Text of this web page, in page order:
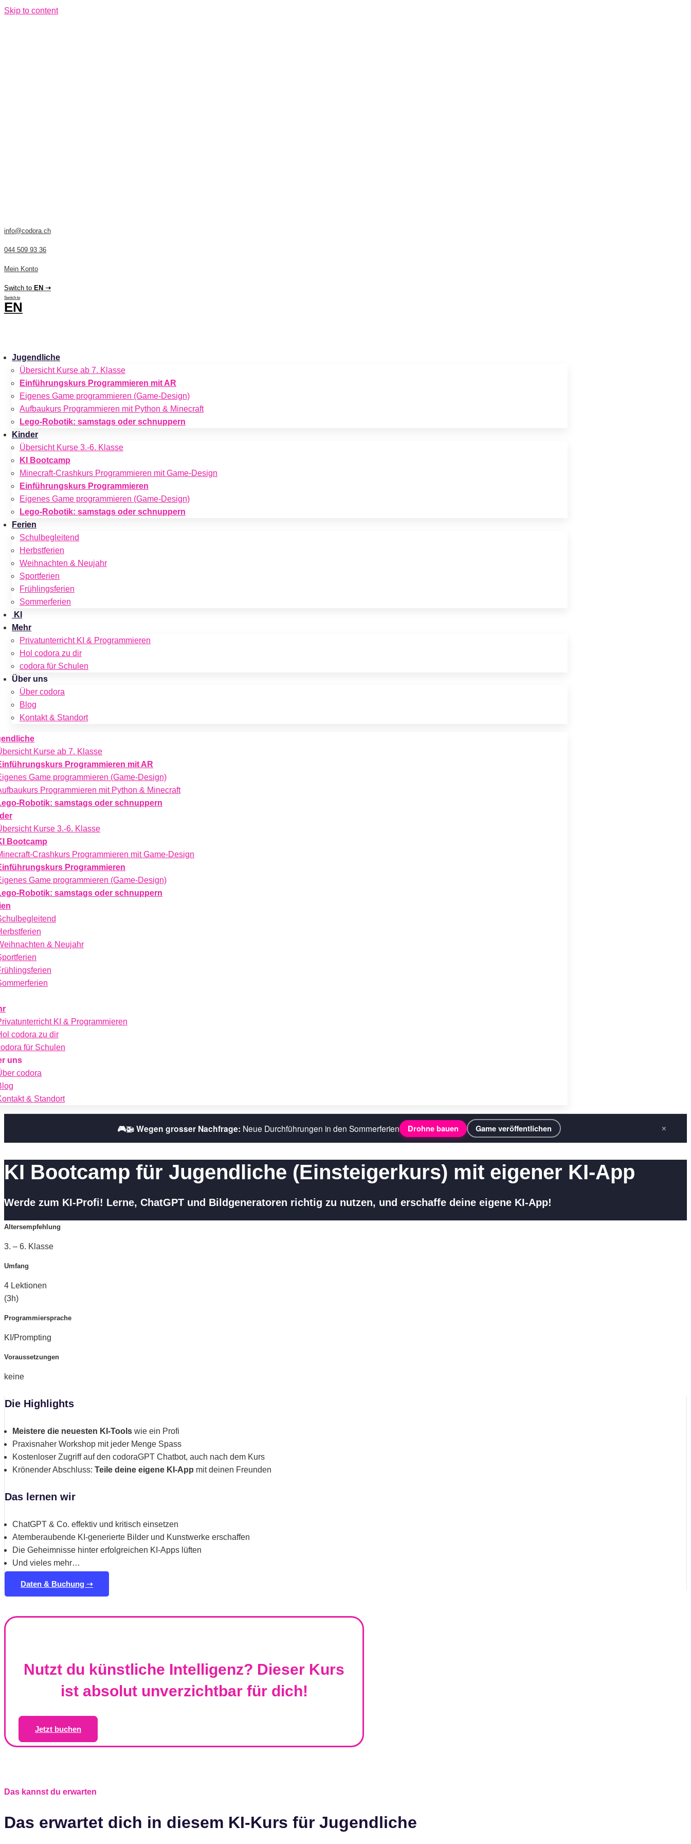
Skip to content
info@codora.ch
044 509 93 36
Mein Konto
Switch to EN ➝
Switch to
EN
Jugendliche
Übersicht Kurse ab 7. Klasse
Einführungskurs Programmieren mit AR
Eigenes Game programmieren (Game-Design)
Aufbaukurs Programmieren mit Python & Minecraft
Lego-Robotik: samstags oder schnuppern
Kinder
Übersicht Kurse 3.-6. Klasse
KI Bootcamp
Minecraft-Crashkurs Programmieren mit Game-Design
Einführungskurs Programmieren
Eigenes Game programmieren (Game-Design)
Lego-Robotik: samstags oder schnuppern
Ferien
Schulbegleitend
Herbstferien
Weihnachten & Neujahr
Sportferien
Frühlingsferien
Sommerferien
KI
Mehr
Privatunterricht KI & Programmieren
Hol codora zu dir
codora für Schulen
Über uns
Über codora
Blog
Kontakt & Standort
Kurse ab 7. Klasse
Programmieren mit AR
Game programmieren (Game-Design)
Programmieren mit Python & Minecraft
Robotik: samstags oder schnuppern
Kurse 3.-6. Klasse
Bootcamp
Crashkurs Programmieren mit Game-Design
Programmieren
Game programmieren (Game-Design)
Robotik: samstags oder schnuppern
& Neujahr
KI & Programmieren
codora zu dir
für Schulen
uns
codora
& Standort
🎮🚁 Wegen grosser Nachfrage: Neue Durchführungen in den Sommerferien Drohne bauen Game veröffentlichen ×
KI Bootcamp für Jugendliche (Einsteigerkurs) mit eigener KI-App
Werde zum KI-Profi! Lerne, ChatGPT und Bildgeneratoren richtig zu nutzen, und erschaffe deine eigene KI-App!
Altersempfehlung
3. – 6. Klasse
Umfang
4 Lektionen
(3h)
Programmiersprache
KI/Prompting
Voraussetzungen
keine
Die Highlights
Meistere die neuesten KI-Tools wie ein Profi
Praxisnaher Workshop mit jeder Menge Spass
Kostenloser Zugriff auf den codoraGPT Chatbot, auch nach dem Kurs
Krönender Abschluss: Teile deine eigene KI-App mit deinen Freunden
Das lernen wir
ChatGPT & Co. effektiv und kritisch einsetzen
Atemberaubende KI-generierte Bilder und Kunstwerke erschaffen
Die Geheimnisse hinter erfolgreichen KI-Apps lüften
Und vieles mehr…
Daten & Buchung ➝
Nutzt du künstliche Intelligenz? Dieser Kurs
ist absolut unverzichtbar für dich!
Jetzt buchen
Das kannst du erwarten
Das erwartet dich in diesem KI-Kurs für Jugendliche